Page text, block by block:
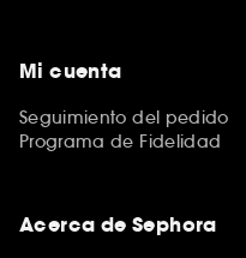
Mi cuenta
Seguimiento del pedido
Programa de Fidelidad
Acerca de Sephora